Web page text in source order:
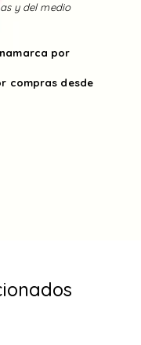
y del medio
por
compras desde